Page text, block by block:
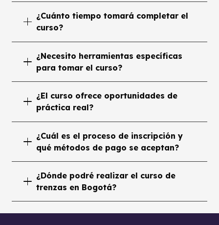
¿Cuánto tiempo tomará completar el
curso?
¿Necesito herramientas específicas
para tomar el curso?
¿El curso ofrece oportunidades de
práctica real?
¿Cuál es el proceso de inscripción y
qué métodos de pago se aceptan?
¿Dónde podré realizar el curso de
trenzas en Bogotá?